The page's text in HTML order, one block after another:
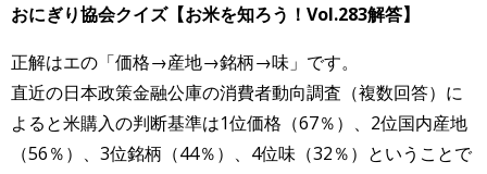
おにぎり協会クイズ【お米を知ろう！Vol.283解答】
正解はエの「価格→産地→銘柄→味」です。
直近の日本政策金融公庫の消費者動向調査（複数回答）に
よると米購入の判断基準は1位価格（67％）、2位国内産地
（56％）、3位銘柄（44％）、4位味（32％）ということで